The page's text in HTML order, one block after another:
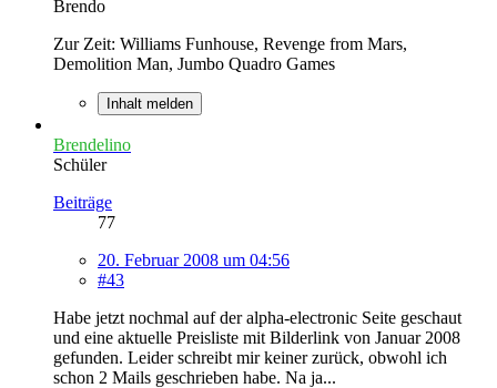
Brendo
Zur Zeit: Williams Funhouse, Revenge from Mars,
Demolition Man, Jumbo Quadro Games
Inhalt melden
Brendelino
Schüler
Beiträge
77
20. Februar 2008 um 04:56
#43
Habe jetzt nochmal auf der alpha-electronic Seite geschaut
und eine aktuelle Preisliste mit Bilderlink von Januar 2008
gefunden. Leider schreibt mir keiner zurück, obwohl ich
schon 2 Mails geschrieben habe. Na ja...